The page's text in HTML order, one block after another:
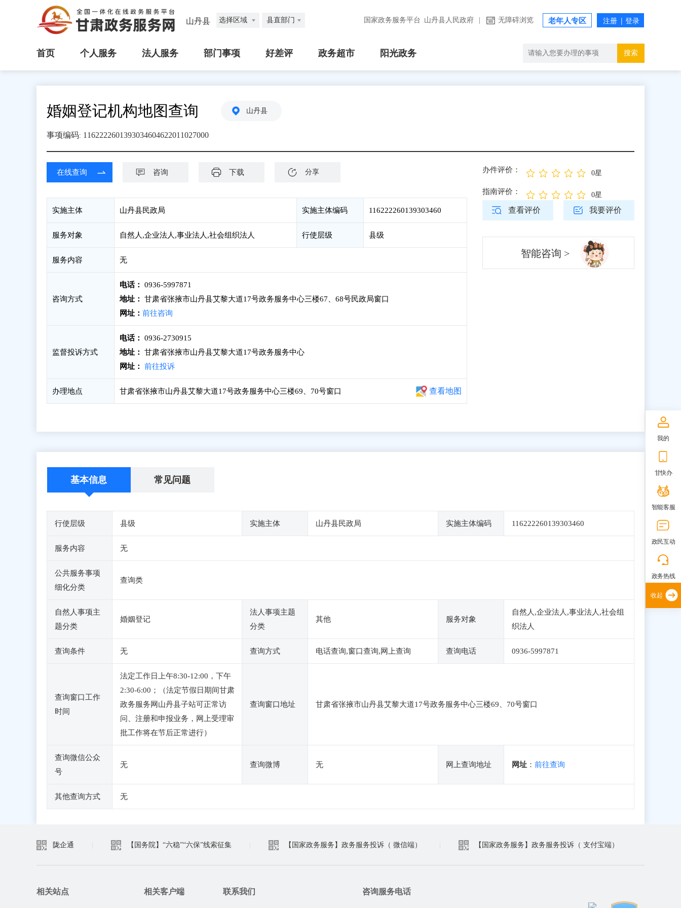
山丹县 选择区域 县直部门 国家政务服务平台 山丹县人民政府 无障碍浏览 老年人专区
首页 个人服务 法人服务 部门事项 好差评 政务超市 阳光政务 搜索
婚姻登记机构地图查询 山丹县
事项编码: 1162222601393034604622011027000
在线查询 咨询 下载 分享
实施主体 山丹县民政局 实施主体编码 116222260139303460
服务对象 自然人,企业法人,事业法人,社会组织法人 行使层级 县级
服务内容 无
咨询方式
电话：
0936-5997871
地址：
甘肃省张掖市山丹县艾黎大道17号政务服务中心三楼67、68号民政局窗口
网址： 前往咨询
监督投诉方式
电话：
0936-2730915
地址：
甘肃省张掖市山丹县艾黎大道17号政务服务中心
网址：
前往投诉
办理地点 甘肃省张掖市山丹县艾黎大道17号政务服务中心三楼69、70号窗口 查看地图
办件评价： 0星
指南评价： 0星
查看评价 我要评价
智能咨询 >
基本信息 常见问题
行使层级 县级 实施主体 山丹县民政局 实施主体编码 116222260139303460
服务内容 无
公共服务事项
细化分类
查询类
自然人事项主
题分类
婚姻登记
法人事项主题
分类
其他 服务对象
自然人,企业法人,事业法人,社会组
织法人
查询条件 无 查询方式 电话查询,窗口查询,网上查询 查询电话 0936-5997871
查询窗口工作
时间
法定工作日上午8:30-12:00，下午
2:30-6:00；（法定节假日期间甘肃
政务服务网山丹县子站可正常访
问、注册和申报业务，网上受理审
批工作将在节后正常进行）
查询窗口地址 甘肃省张掖市山丹县艾黎大道17号政务服务中心三楼69、70号窗口
查询微信公众
号
无 查询微博 无 网上查询地址 网址 ： 前往查询
其他查询方式 无
陇企通 【国务院】“六稳”“六保”线索征集 【国家政务服务】政务服务投诉（ 微信端） 【国家政务服务】政务服务投诉（ 支付宝端）
相关站点 相关客户端 联系我们 咨询服务电话
我的
甘快办
智能客服
政民互动
政务热线
收起